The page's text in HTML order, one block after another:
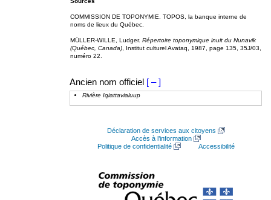
COMMISSION DE TOPONYMIE. TOPOS, la banque interne de
noms de lieux du Québec.
MÜLLER-WILLE, Ludger. Répertoire toponymique inuit du Nunavik
(Québec, Canada) , Institut culturel Avataq, 1987, page 135, 35J/03,
numéro 22.
Ancien nom officiel [ – ]
Rivière Iqiattavialuup
Déclaration de services aux citoyens
Accès à l’information
Politique de confidentialité
Accessibilité